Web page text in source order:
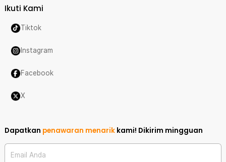
Ikuti Kami
Tiktok
Instagram
Facebook
X
Dapatkan penawaran menarik kami! Dikirim mingguan
Email Anda